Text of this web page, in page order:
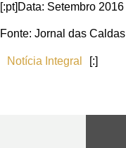
[:pt]Data: Setembro 2016
Fonte: Jornal das Caldas
Notícia Integral [:]